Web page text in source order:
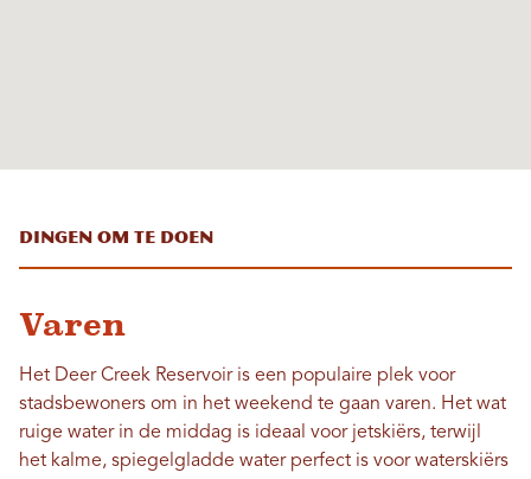
Dingen om te doen
Varen
Het Deer Creek Reservoir is een populaire plek voor
stadsbewoners om in het weekend te gaan varen. Het wat
ruige water in de middag is ideaal voor jetskiërs, terwijl
het kalme, spiegelgladde water perfect is voor waterskiërs